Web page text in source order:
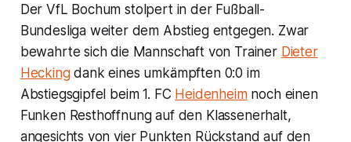
Der VfL Bochum stolpert in der Fußball-
Bundesliga weiter dem Abstieg entgegen. Zwar
bewahrte sich die Mannschaft von Trainer Dieter
Heckingdank eines umkämpften 0:0 im
Abstiegsgipfel beim 1. FC Heidenheimnoch einen
Funken Resthoffnung auf den Klassenerhalt,
angesichts von vier Punkten Rückstand auf den